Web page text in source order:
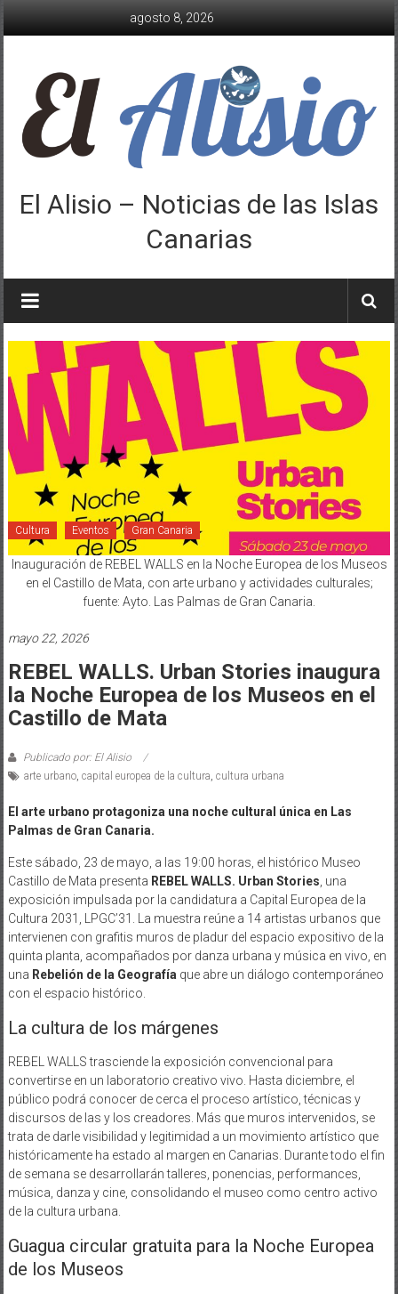
agosto 8, 2026
El Alisio – Noticias de las Islas
Canarias
Cultura Eventos Gran Canaria
Inauguración de REBEL WALLS en la Noche Europea de los Museos
en el Castillo de Mata, con arte urbano y actividades culturales;
fuente: Ayto. Las Palmas de Gran Canaria.
mayo 22, 2026
REBEL WALLS. Urban Stories inaugura
la Noche Europea de los Museos en el
Castillo de Mata
Publicado por: El Alisio
arte urbano, capital europea de la cultura cultura urbana
El arte urbano protagoniza una noche cultural única en Las
Palmas de Gran Canaria.
Este sábado, 23 de mayo, a las 19:00 horas, el histórico Museo
Castillo de Mata presenta REBEL WALLS. Urban Stories , una
exposición impulsada por la candidatura a Capital Europea de la
Cultura 2031, LPGC’31. La muestra reúne a 14 artistas urbanos que
intervienen con grafitis muros de pladur del espacio expositivo de la
quinta planta, acompañados por danza urbana y música en vivo, en
una Rebelión de la Geografía que abre un diálogo contemporáneo
con el espacio histórico.
La cultura de los márgenes
REBEL WALLS trasciende la exposición convencional para
convertirse en un laboratorio creativo vivo. Hasta diciembre, el
público podrá conocer de cerca el proceso artístico, técnicas y
discursos de las y los creadores. Más que muros intervenidos, se
trata de darle visibilidad y legitimidad a un movimiento artístico que
históricamente ha estado al margen en Canarias. Durante todo el fin
de semana se desarrollarán talleres, ponencias, performances,
música, danza y cine, consolidando el museo como centro activo
de la cultura urbana.
Guagua circular gratuita para la Noche Europea
de los Museos